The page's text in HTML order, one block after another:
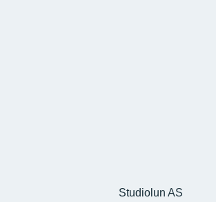
Studiolun AS